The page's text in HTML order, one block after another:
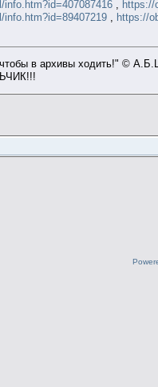
info.htm?id=407087416 , https://
info.htm?id=89407219 , https://
в архивы ходить!" ©